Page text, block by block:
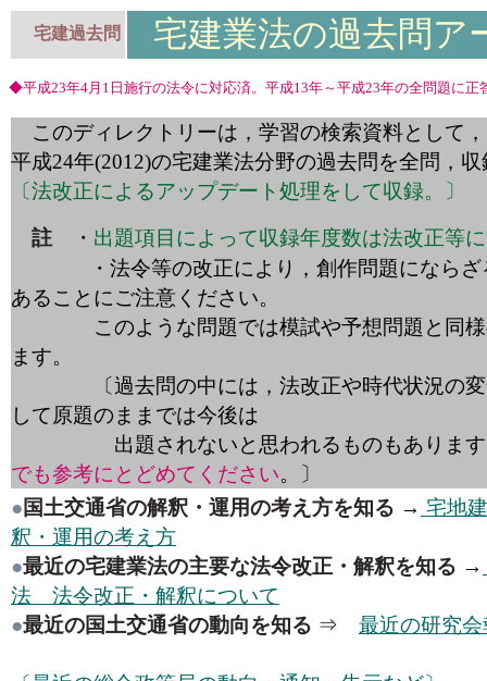
宅建過去問 宅建業法の過去問ア
◆平成23年4月1日施行の法令に対応済。平成13年～平成23年の全問題に正
このディレクトリーは，学習の検索資料として
平成24年(2012)の宅建業法分野の過去問を全問，
〔法改正によるアップデート処理をして収録。〕
註 ・ 出題項目によって収録年度数は法改正等
・法令等の改正により，創作問題になら
あることにご注意ください。
このような問題では模試や予想問題と同様
ます。
〔過去問の中には，法改正や時代状況の
して原題のままでは今後は
出題されないと思われるものもあります
でも参考にとどめてください。〕
●国土交通省の解釈・運用の考え方を知る → 宅地
釈・運用の考え方
●最近の宅建業法の主要な法令改正・解釈を知る →
法 法令改正・解釈について
●最近の国土交通省の動向を知る ⇒ 最近の研究